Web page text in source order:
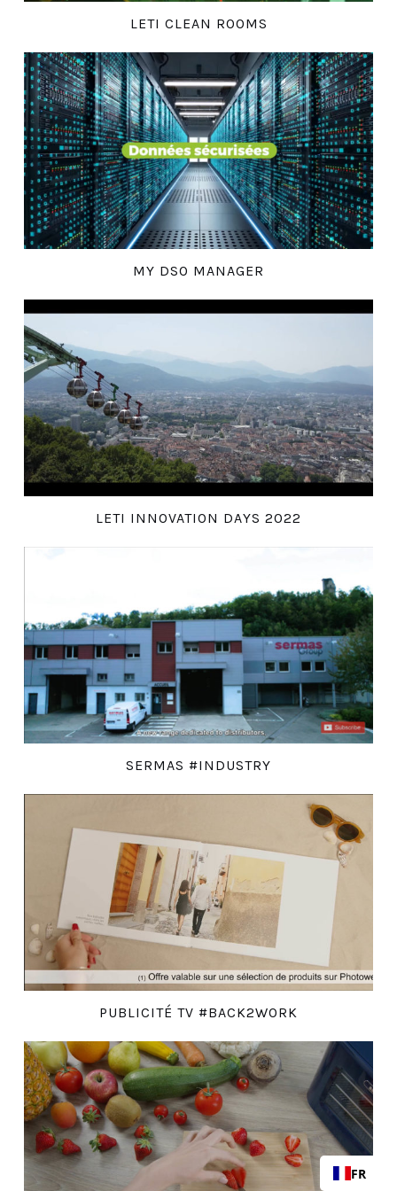
LETI CLEAN ROOMS
MY DSO MANAGER
LETI INNOVATION DAYS 2022
SERMAS #INDUSTRY
PUBLICITÉ TV #BACK2WORK
FR